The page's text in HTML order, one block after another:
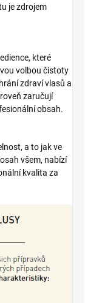
je zdrojem
které
volbou čistoty
zdraví vlasů a
zaručují
obsah.
a to jak ve
všem, nabízí
kvalita za